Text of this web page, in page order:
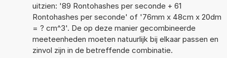
uitzien: '89 Rontohashes per seconde + 61
Rontohashes per seconde' of '76mm x 48cm x 20dm
= ? cm^3'. De op deze manier gecombineerde
meeteenheden moeten natuurlijk bij elkaar passen en
zinvol zijn in de betreffende combinatie.